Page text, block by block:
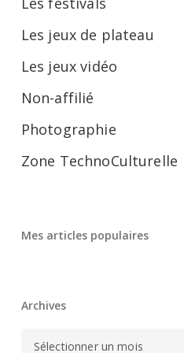
Les jeux de plateau
Les jeux vidéo
Non-affilié
Photographie
Zone TechnoCulturelle
Mes articles populaires
Archives
Archives